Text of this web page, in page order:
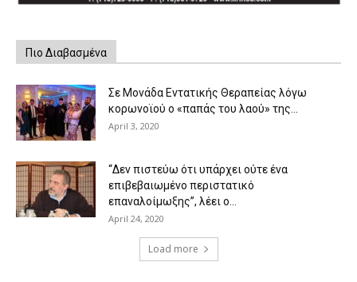
Πιο Διαβασμένα
Σε Μονάδα Εντατικής Θεραπείας λόγω
κορωνοϊού ο «παπάς του λαού» της...
April 3, 2020
“Δεν πιστεύω ότι υπάρχει ούτε ένα
επιβεβαιωμένο περιστατικό
επαναλοίμωξης”, λέει ο...
April 24, 2020
Load more